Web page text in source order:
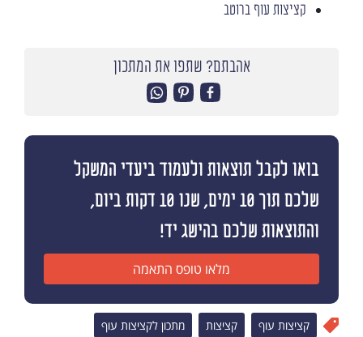
קציצות עוף ברוטב
אהבתם? שתפו את המתכון
בואו לקבל תוצאות ולעמוד ביעדי המשקל
שלכם תוך 10 ימים, שנו 10 דקות ביום,
והתוצאות שלכם בהישג יד!
מלאו טופס התאמה
קציצות עוף קציצות מתכון לקציצות עוף